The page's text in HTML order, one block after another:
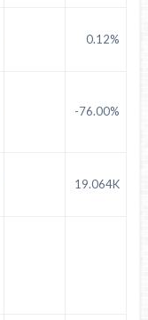
0.12%
-76.00%
19.064K